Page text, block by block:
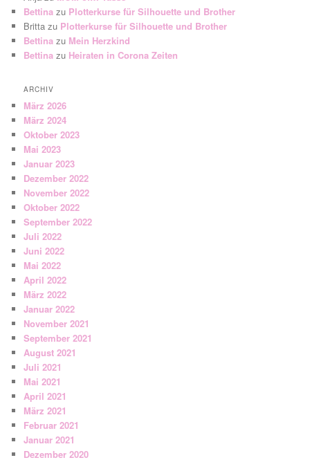
Bettina zu Plotterkurse für Silhouette und Brother
Britta zu Plotterkurse für Silhouette und Brother
Bettina zu Mein Herzkind
Bettina zu Heiraten in Corona Zeiten
ARCHIV
März 2026
März 2024
Oktober 2023
Mai 2023
Januar 2023
Dezember 2022
November 2022
Oktober 2022
September 2022
Juli 2022
Juni 2022
Mai 2022
April 2022
März 2022
Januar 2022
November 2021
September 2021
August 2021
Juli 2021
Mai 2021
April 2021
März 2021
Februar 2021
Januar 2021
Dezember 2020